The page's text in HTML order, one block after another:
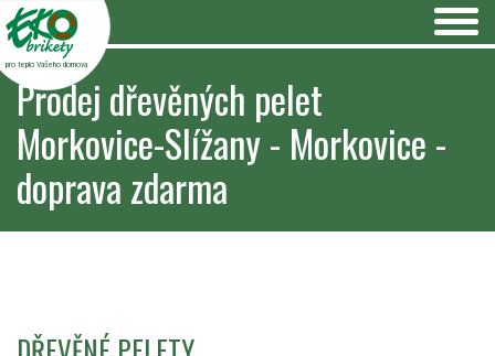
pro teplo Vašeho domova
Prodej dřevěných pelet
Morkovice-Slížany - Morkovice -
doprava zdarma